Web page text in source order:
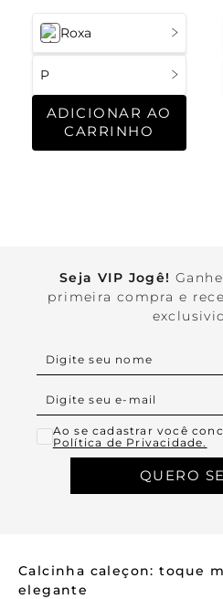
Roxa
P
ADICIONAR AO
CARRINHO
Seja VIP Jogê!
primeira compra e
Ao se cadastrar você
Política de Privacidade.
QUERO
Calcinha caleçon: toque
elegante